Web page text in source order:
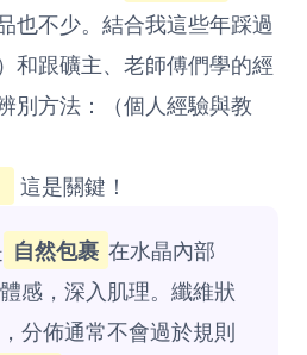
也不少。結合我這些年踩過
和跟礦主、老師傅們學的經
別方法：（個人經驗與教
這是關鍵！
自然包裹 在水晶內部
感，深入肌理。纖維狀
分佈通常不會過於規則